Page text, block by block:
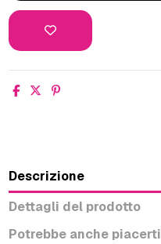
Descrizione
Dettagli del prodotto
Potrebbe anche piacerti